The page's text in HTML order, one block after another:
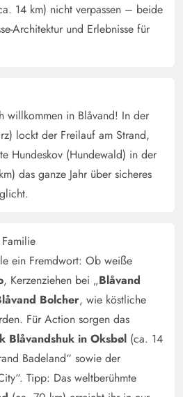
man die Ruhe genießen. Mit
und Hasen im Garten
haben wir unter
4.5 von 5
4.5 von 5
4.5 out of 5
30/08/2024
traditionelles Ferienhaus mit 3
Besuch. 2 Zimmer sind mit
eine Dusche. Zur freien
zur Verfügung. Die
hin und verfügt über
einen Geschirrspüler, Toaster,
eine Mikrowelle. Der
in dem ausreichend
Hundefutter (Barf) Platz bietet.
sich ein Spa- Bereich mit
und einer Sauna. Auf den
14 km) nicht verpassen – beide
Architektur und Erlebnisse für
willkommen in Blåvand! In der
lockt der Freilauf am Strand,
Hundeskov (Hundewald) in der
das ganze Jahr über sicheres
ein Fremdwort: Ob weiße
, Kerzenziehen bei „Blåvand
Bolcher, wie köstliche
Für Action sorgen das
Blåvandshuk in Oksbøl (ca. 14
Badeland“ sowie der
Tipp: Das weltberühmte